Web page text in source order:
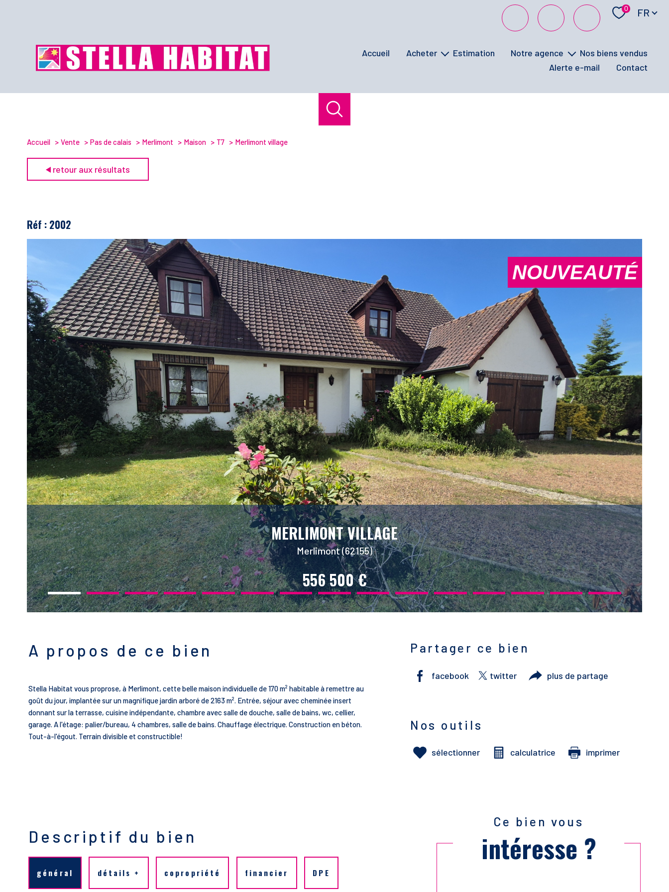
0 FR
accueil acheter
appartement
estimation notre agence
la signature électronique
nos biens vendus
alerte e-mail
contact
Accueil Vente Pas de calais Merlimont Maison T7 Merlimont village
retour aux résultats
Réf : 2002
NOUVEAUTÉ
MERLIMONT VILLAGE
Merlimont (62155)
556 500 €
A propos de ce bien
Stella Habitat vous proprose, à Merlimont, cette belle maison individuelle de 170 m² habitable à remettre au
goût du jour, implantée sur un magnifique jardin arboré de 2163 m². Entrée, séjour avec cheminée insert
donnant sur la terrasse, cuisine indépendante, chambre avec salle de douche, salle de bains, wc, cellier,
garage. A l'étage: palier/bureau, 4 chambres, salle de bains. Chauffage électrique. Construction en béton.
Tout-à-l'égout. Terrain divisible et constructible!
Partager ce bien
facebook twitter plus de partage
Nos outils
sélectionner calculatrice imprimer
Descriptif du bien
général détails + copropriété financier DPE
Ce bien vous
intéresse ?